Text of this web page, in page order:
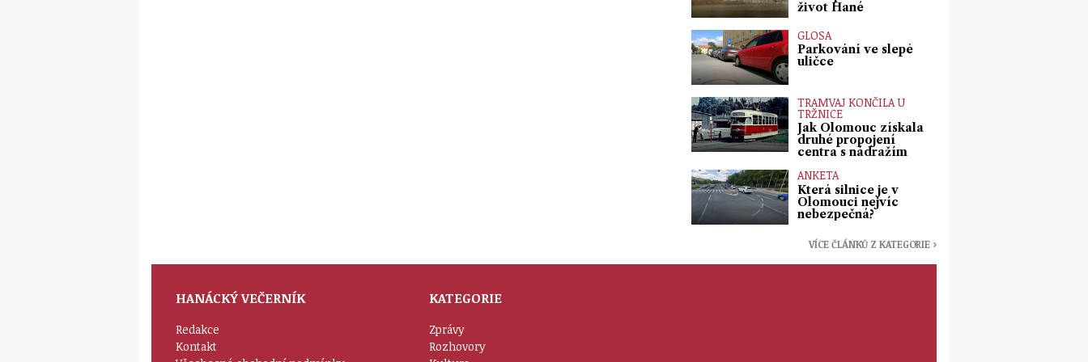
život Hané
GLOSA
Parkování ve slepé
uličce
TRAMVAJ KONČILA U
TRŽNICE
Jak Olomouc získala
druhé propojení
centra s nádražím
ANKETA
Která silnice je v
Olomouci nejvíc
nebezpečná?
VÍCE ČLÁNKŮ Z KATEGORIE ›
HANÁCKÝ VEČERNÍK
Redakce
Kontakt
KATEGORIE
Zprávy
Rozhovory